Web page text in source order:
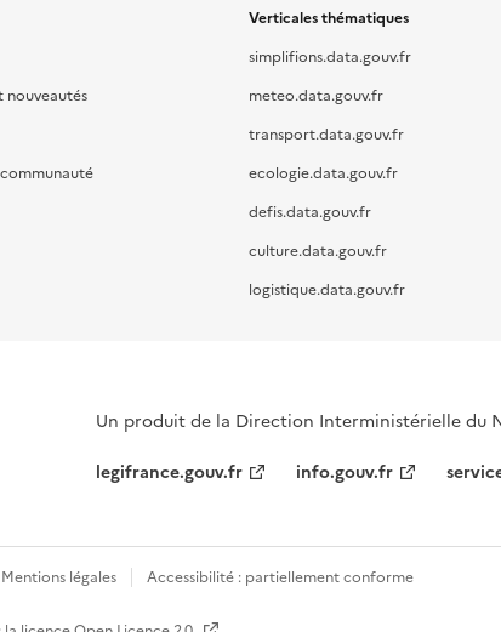
nouveautés
Verticales thématiques
simplifions.data.gouv.fr
meteo.data.gouv.fr
transport.data.gouv.fr
ecologie.data.gouv.fr
defis.data.gouv.fr
culture.data.gouv.fr
logistique.data.gouv.fr
Un produit de la Direction Interministérielle du
legifrance.gouv.fr
info.gouv.fr
Mentions légales Accessibilité : partiellement conforme